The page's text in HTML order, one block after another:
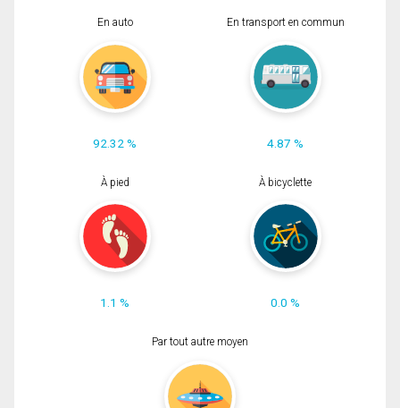
En auto
92.32 %
En transport en commun
4.87 %
À pied
1.1 %
À bicyclette
0.0 %
Par tout autre moyen